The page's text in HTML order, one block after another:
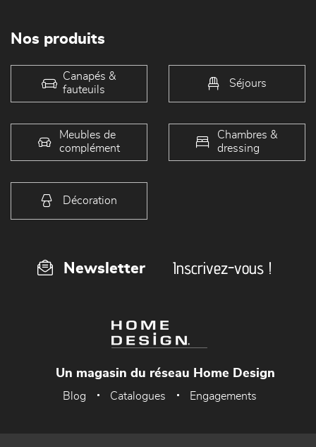
Nos produits
Canapés &
fauteuils
Séjours
Meubles de
complément
Chambres &
dressing
Décoration
Newsletter Inscrivez-vous !
Un magasin du réseau Home Design
Blog Catalogues Engagements